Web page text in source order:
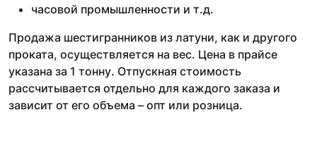
часовой промышленности и т.д.
Продажа шестигранников из латуни, как и другого
проката, осуществляется на вес. Цена в прайсе
указана за 1 тонну. Отпускная стоимость
рассчитывается отдельно для каждого заказа и
зависит от его объема – опт или розница.